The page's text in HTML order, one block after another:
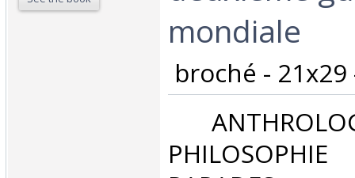
mondiale‎
broché -
PHILOSOPHIE